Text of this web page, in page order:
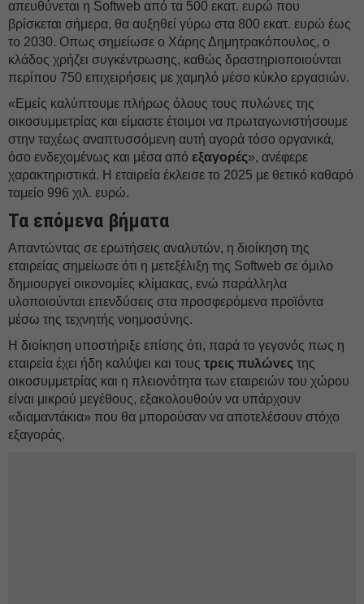
απευθύνεται η Softweb από τα 500 εκατ. ευρώ που
βρίσκεται σήμερα, θα αυξηθεί γύρω στα 800 εκατ. ευρώ έως
το 2030. Οπως σημείωσε ο Χάρης Δημητρακόπουλος, ο
κλάδος χρήζει συγκέντρωσης, καθώς δραστηριοποιούνται
περίπου 750 επιχειρήσεις με χαμηλό μέσο κύκλο εργασιών.
«Εμείς καλύπτουμε πλήρως όλους τους πυλώνες της
οικοσυμμετρίας και είμαστε έτοιμοι να πρωταγωνιστήσουμε
στην ταχέως αναπτυσσόμενη αυτή αγορά τόσο οργανικά,
όσο ενδεχομένως και μέσα από εξαγορές», ανέφερε
χαρακτηριστικά. Η εταιρεία έκλεισε το 2025 με θετικό καθαρό
ταμείο 996 χιλ. ευρώ.
Τα επόμενα βήματα
Απαντώντας σε ερωτήσεις αναλυτών, η διοίκηση της
εταιρείας σημείωσε ότι η μετεξέλιξη της Softweb σε όμιλο
δημιουργεί οικονομίες κλίμακας, ενώ παράλληλα
υλοποιούνται επενδύσεις στα προσφερόμενα προϊόντα
μέσω της τεχνητής νοημοσύνης.
Η διοίκηση υποστήριξε επίσης ότι, παρά το γεγονός πως η
εταιρεία έχει ήδη καλύψει και τους τρεις πυλώνες της
οικοσυμμετρίας και η πλειονότητα των εταιρειών του χώρου
είναι μικρού μεγέθους, εξακολουθούν να υπάρχουν
«διαμαντάκια» που θα μπορούσαν να αποτελέσουν στόχο
εξαγοράς.